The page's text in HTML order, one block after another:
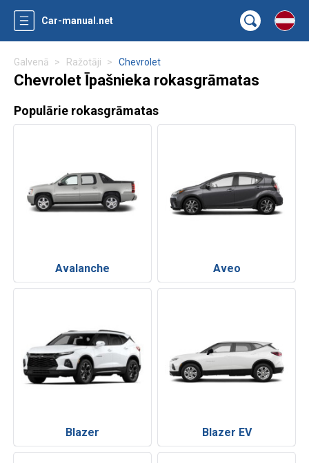
Car-manual.net
Galvenā Ražotāji Chevrolet
Chevrolet Īpašnieka rokasgrāmatas
Populārie rokasgrāmatas
Avalanche Aveo
Blazer Blazer EV